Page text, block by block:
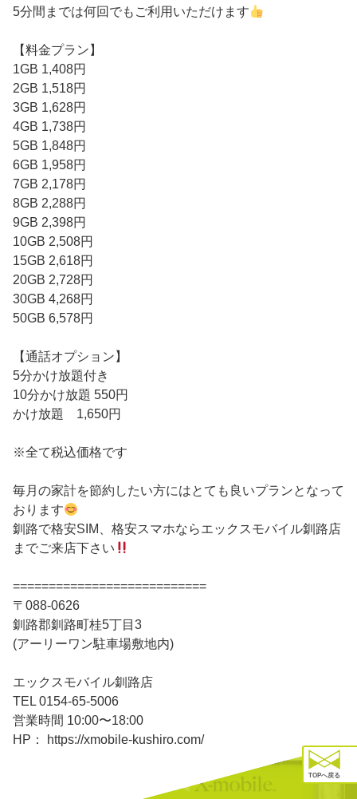
5分間までは何回でもご利用いただけます
【料金プラン】
1GB 1,408円
2GB 1,518円
3GB 1,628円
4GB 1,738円
5GB 1,848円
6GB 1,958円
7GB 2,178円
8GB 2,288円
9GB 2,398円
10GB 2,508円
15GB 2,618円
20GB 2,728円
30GB 4,268円
50GB 6,578円
【通話オプション】
5分かけ放題付き
10分かけ放題 550円
かけ放題 1,650円
※全て税込価格です
毎月の家計を節約したい方にはとても良いプランとなって
おります
釧路で格安SIM、格安スマホならエックスモバイル釧路店
までご来店下さい
===========================
〒088-0626
釧路郡釧路町桂5丁目3
(アーリーワン駐車場敷地内)
エックスモバイル釧路店
TEL 0154-65-5006
営業時間 10:00〜18:00
HP： https://xmobile-kushiro.com/
TOPへ戻る